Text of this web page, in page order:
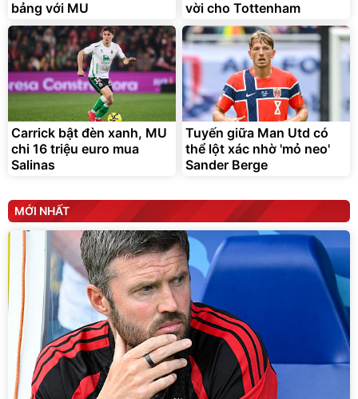
bảng với MU
vời cho Tottenham
Carrick bật đèn xanh, MU
chi 16 triệu euro mua
Salinas
Tuyến giữa Man Utd có
thể lột xác nhờ 'mỏ neo'
Sander Berge
MỚI NHẤT